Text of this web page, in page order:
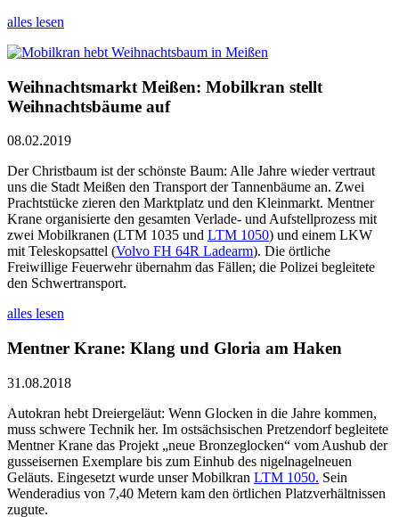
alles lesen
Weihnachtsmarkt Meißen: Mobilkran stellt
Weihnachtsbäume auf
08.02.2019
Der Christbaum ist der schönste Baum: Alle Jahre wieder vertraut
uns die Stadt Meißen den Transport der Tannenbäume an. Zwei
Prachtstücke zieren den Marktplatz und den Kleinmarkt. Mentner
Krane organisierte den gesamten Verlade- und Aufstellprozess mit
zwei Mobilkranen (LTM 1035 und LTM 1050) und einem LKW
mit Teleskopsattel (Volvo FH 64R Ladearm). Die örtliche
Freiwillige Feuerwehr übernahm das Fällen; die Polizei begleitete
den Schwertransport.
alles lesen
Mentner Krane: Klang und Gloria am Haken
31.08.2018
Autokran hebt Dreiergeläut: Wenn Glocken in die Jahre kommen,
muss schwere Technik her. Im ostsächsischen Pretzendorf begleitete
Mentner Krane das Projekt „neue Bronzeglocken“ vom Aushub der
gusseisernen Exemplare bis zum Einhub des nigelnagelneuen
Geläuts. Eingesetzt wurde unser Mobilkran LTM 1050. Sein
Wenderadius von 7,40 Metern kam den örtlichen Platzverhältnissen
zugute.